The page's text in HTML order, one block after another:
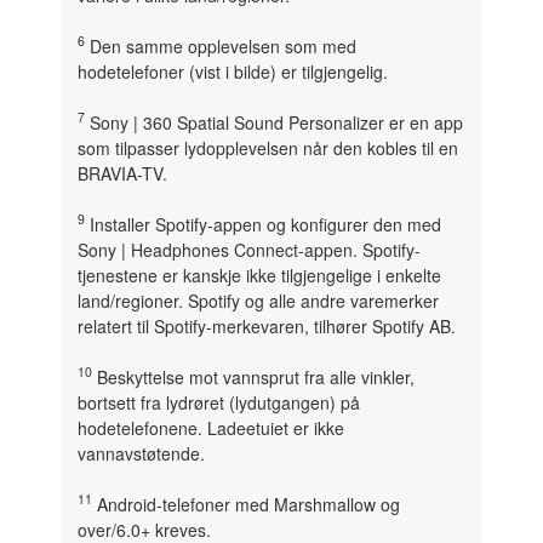
6 Den samme opplevelsen som med
hodetelefoner (vist i bilde) er tilgjengelig.
7 Sony | 360 Spatial Sound Personalizer er en app
som tilpasser lydopplevelsen når den kobles til en
BRAVIA-TV.
9 Installer Spotify-appen og konfigurer den med
Sony | Headphones Connect-appen. Spotify-
tjenestene er kanskje ikke tilgjengelige i enkelte
land/regioner. Spotify og alle andre varemerker
relatert til Spotify-merkevaren, tilhører Spotify AB.
10 Beskyttelse mot vannsprut fra alle vinkler,
bortsett fra lydrøret (lydutgangen) på
hodetelefonene. Ladeetuiet er ikke
vannavstøtende.
11 Android-telefoner med Marshmallow og
over/6.0+ kreves.